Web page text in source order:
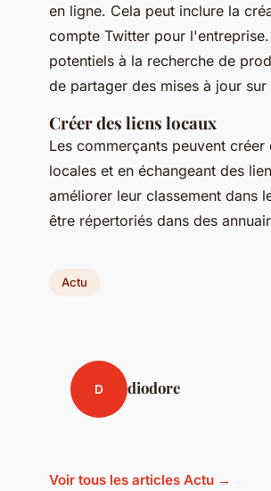
en ligne. Cela peut inclure la
compte Twitter pour
potentiels à la recherche de
de partager des mises à jour
Créer des liens locaux
Les commerçants peuvent
locales et en échangeant des
améliorer leur classement dans
être répertoriés dans des
Actu
D diodore
Voir tous les articles Actu →